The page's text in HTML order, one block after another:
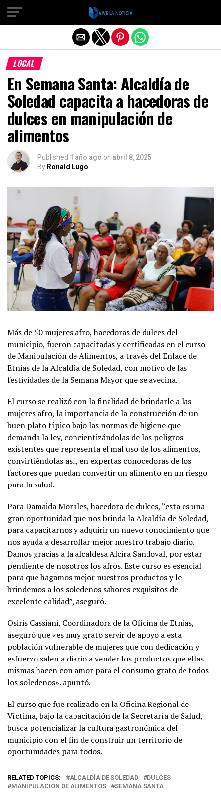
LOCAL
En Semana Santa: Alcaldía de
Soledad capacita a hacedoras de
dulces en manipulación de
alimentos
Published 1 año ago on abril 8, 2025
By Ronald Lugo
Más de 50 mujeres afro, hacedoras de dulces del
municipio, fueron capacitadas y certificadas en el curso
de Manipulación de Alimentos, a través del Enlace de
Etnias de la Alcaldía de Soledad, con motivo de las
festividades de la Semana Mayor que se avecina.
El curso se realizó con la finalidad de brindarle a las
mujeres afro, la importancia de la construcción de un
buen plato típico bajo las normas de higiene que
demanda la ley, concientizándolas de los peligros
existentes que representa el mal uso de los alimentos,
convirtiéndolas así, en expertas conocedoras de los
factores que puedan convertir un alimento en un riesgo
para la salud.
Para Damaida Morales, hacedora de dulces, “esta es una
gran oportunidad que nos brinda la Alcaldía de Soledad,
para capacitarnos y adquirir un nuevo conocimiento que
nos ayuda a desarrollar mejor nuestro trabajo diario.
Damos gracias a la alcaldesa Alcira Sandoval, por estar
pendiente de nosotros los afros. Este curso es esencial
para que hagamos mejor nuestros productos y le
brindemos a los soledeños sabores exquisitos de
excelente calidad”, aseguró.
Osiris Cassiani, Coordinadora de la Oficina de Etnias,
aseguró que «es muy grato servir de apoyo a esta
población vulnerable de mujeres que con dedicación y
esfuerzo salen a diario a vender los productos que ellas
mismas hacen con amor para el consumo grato de todos
los soledeños». apuntó.
El curso que fue realizado en la Oficina Regional de
Víctima, bajo la capacitación de la Secretaría de Salud,
busca potencializar la cultura gastronómica del
municipio con el fin de construir un territorio de
oportunidades para todos.
RELATED TOPICS: ALCALDÍA DE SOLEDAD
DULCES
MANIPULACIÓN DE ALIMENTOS
SEMANA SANTA
Salir de la versión móvil